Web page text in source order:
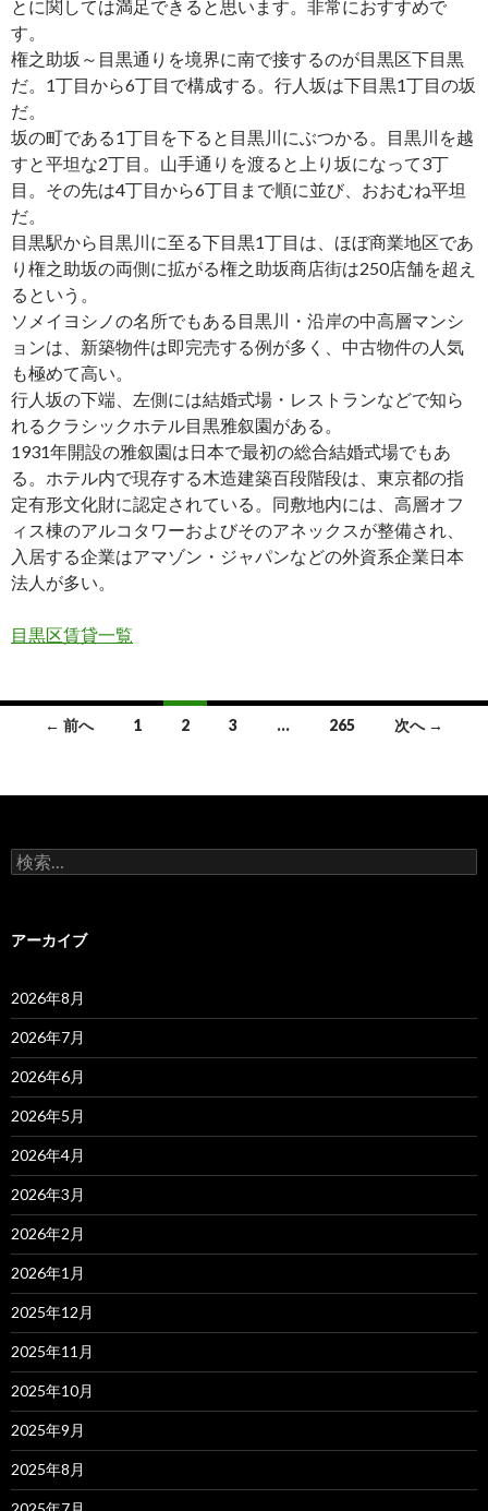
とに関しては満足できると思います。非常におすすめで
す。
権之助坂～目黒通りを境界に南で接するのが目黒区下目黒
だ。1丁目から6丁目で構成する。行人坂は下目黒1丁目の坂
だ。
坂の町である1丁目を下ると目黒川にぶつかる。目黒川を越
すと平坦な2丁目。山手通りを渡ると上り坂になって3丁
目。その先は4丁目から6丁目まで順に並び、おおむね平坦
だ。
目黒駅から目黒川に至る下目黒1丁目は、ほぼ商業地区であ
り権之助坂の両側に拡がる権之助坂商店街は250店舗を超え
るという。
ソメイヨシノの名所でもある目黒川・沿岸の中高層マンシ
ョンは、新築物件は即完売する例が多く、中古物件の人気
も極めて高い。
行人坂の下端、左側には結婚式場・レストランなどで知ら
れるクラシックホテル目黒雅叙園がある。
1931年開設の雅叙園は日本で最初の総合結婚式場でもあ
る。ホテル内で現存する木造建築百段階段は、東京都の指
定有形文化財に認定されている。同敷地内には、高層オフ
ィス棟のアルコタワーおよびそのアネックスが整備され、
入居する企業はアマゾン・ジャパンなどの外資系企業日本
法人が多い。
目黒区賃貸一覧
ナ
ゲ
シ
ョ
ン
← 前へ 1 2 3 … 265 次へ →
検
索:
アーカイブ
2026年8月
2026年7月
2026年6月
2026年5月
2026年4月
2026年3月
2026年2月
2026年1月
2025年12月
2025年11月
2025年10月
2025年9月
2025年8月